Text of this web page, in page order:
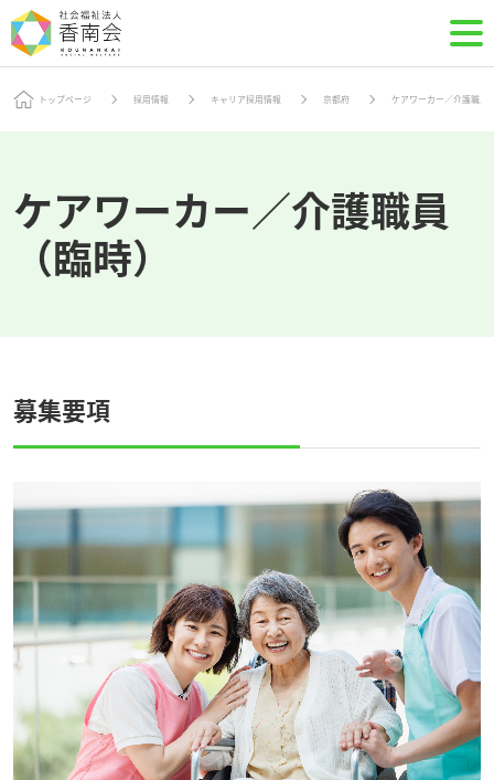
トップページ 採用情報 キャリア採用情報 京都府 ケアワーカー／介護職員
ケアワーカー／介護職員
（臨時）
募集要項